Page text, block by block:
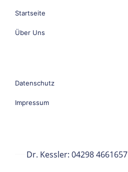
Startseite
Über Uns
Datenschutz
Impressum
Dr. Kessler: 04298 4661657